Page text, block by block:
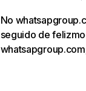
No
seguido de